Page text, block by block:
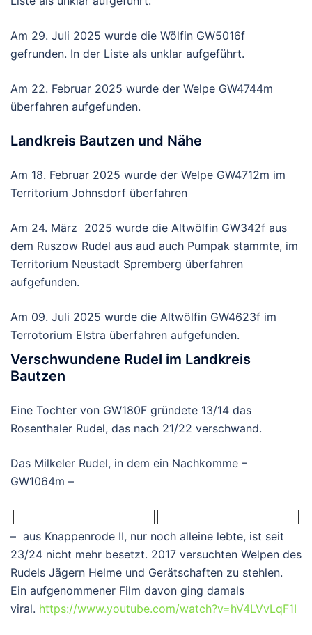
Am 29. Juli 2025 wurde die Wölfin GW5016f
gefrunden. In der Liste als unklar aufgeführt.
Am 22. Februar 2025 wurde der Welpe GW4744m
überfahren aufgefunden.
Landkreis Bautzen und Nähe
Am 18. Februar 2025 wurde der Welpe GW4712m im
Territorium Johnsdorf überfahren
Am 24. März 2025 wurde die Altwölfin GW342f aus
dem Ruszow Rudel aus aud auch Pumpak stammte, im
Territorium Neustadt Spremberg überfahren
aufgefunden.
Am 09. Juli 2025 wurde die Altwölfin GW4623f im
Terrotorium Elstra überfahren aufgefunden.
Verschwundene Rudel im Landkreis
Bautzen
Eine Tochter von GW180F gründete 13/14 das
Rosenthaler Rudel, das nach 21/22 verschwand.
Das Milkeler Rudel, in dem ein Nachkomme –
GW1064m –
– aus Knappenrode II, nur noch alleine lebte, ist seit
23/24 nicht mehr besetzt. 2017 versuchten Welpen des
Rudels Jägern Helme und Gerätschaften zu stehlen.
Ein aufgenommener Film davon ging damals
viral. https://www.youtube.com/watch?v=hV4LVvLqF1I